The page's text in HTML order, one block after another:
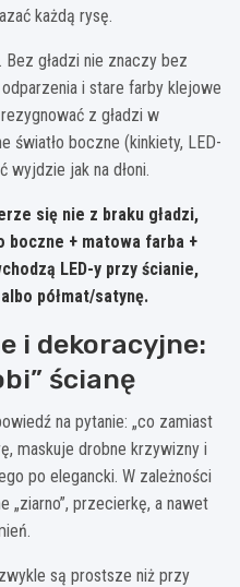
każdą rysę.
gładzi nie znaczy bez
i stare farby klejowe
z gładzi w
światło boczne (kinkiety, LED-
wyjdzie jak na dłoni.
się nie z braku gładzi,
boczne + matowa farba +
LED-y przy ścianie,
półmat/satynę.
i dekoracyjne:
ścianę
na pytanie: „co zamiast
maskuje drobne krzywizny i
po elegancki. W zależności
„ziarno”, przecierkę, a nawet
są prostsze niż przy